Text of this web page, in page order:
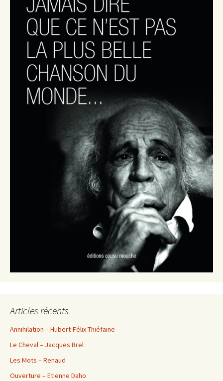
Articles récents
Annihilation – Hubert-Félix Thiéfaine
Le Cheval – Jacques Brel
Les Mots – Renaud
Ouverture – Etienne Daho